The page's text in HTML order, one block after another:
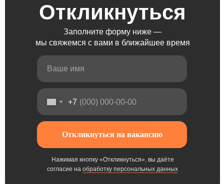
Откликнуться
Заполните форму ниже —
мы свяжемся с вами в ближайшее время
+7
Откликнуться на вакансию
Нажимая кнопку «Откликнуться», вы даёте
согласие на обработку персональных данных